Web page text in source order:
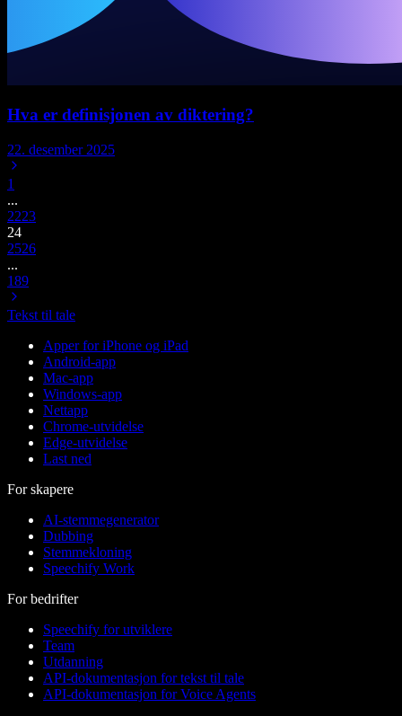
Hva er definisjonen av diktering?
22. desember 2025
1
...
2223
24
2526
...
189
Tekst til tale
Apper for iPhone og iPad
Android-app
Mac-app
Windows-app
Nettapp
Chrome-utvidelse
Edge-utvidelse
Last ned
For skapere
AI-stemmegenerator
Dubbing
Stemmekloning
Speechify Work
For bedrifter
Speechify for utviklere
Team
Utdanning
API-dokumentasjon for tekst til tale
API-dokumentasjon for Voice Agents